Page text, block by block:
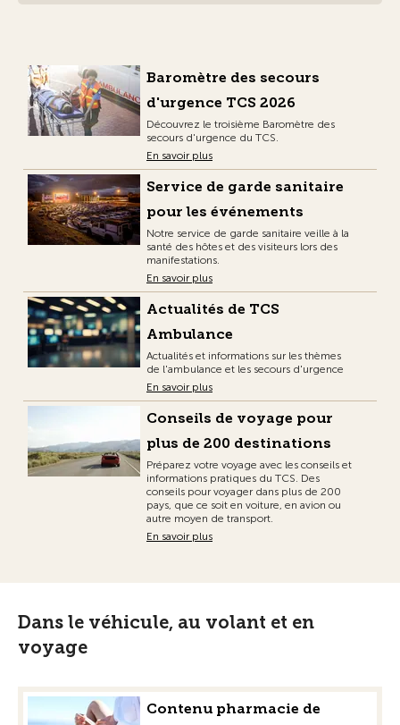
Baromètre des secours
d'urgence TCS 2026
Découvrez le troisième Baromètre des
secours d'urgence du TCS.
En savoir plus
Service de garde sanitaire
pour les événements
Notre service de garde sanitaire veille à la
santé des hôtes et des visiteurs lors des
manifestations.
En savoir plus
Actualités de TCS
Ambulance
Actualités et informations sur les thèmes
de l'ambulance et les secours d'urgence
En savoir plus
Conseils de voyage pour
plus de 200 destinations
Préparez votre voyage avec les conseils et
informations pratiques du TCS. Des
conseils pour voyager dans plus de 200
pays, que ce soit en voiture, en avion ou
autre moyen de transport.
En savoir plus
Dans le véhicule, au volant et en
voyage
Contenu pharmacie de